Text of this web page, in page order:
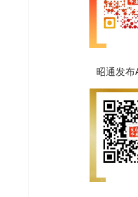
昭通发